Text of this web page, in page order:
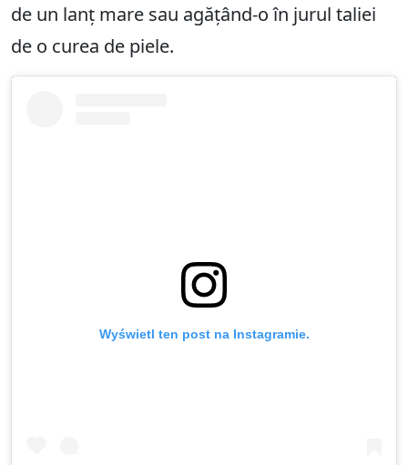
de un lanț mare sau agățând-o în jurul taliei
de o curea de piele.
Wyświetl ten post na Instagramie.